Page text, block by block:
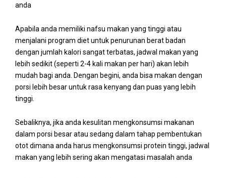
anda
Apabila anda memiliki nafsu makan yang tinggi atau
menjalani program diet untuk penurunan berat badan
dengan jumlah kalori sangat terbatas, jadwal makan yang
lebih sedikit (seperti 2-4 kali makan per hari) akan lebih
mudah bagi anda. Dengan begini, anda bisa makan dengan
porsi lebih besar untuk rasa kenyang dan puas yang lebih
tinggi.
Sebaliknya, jika anda kesulitan mengkonsumsi makanan
dalam porsi besar atau sedang dalam tahap pembentukan
otot dimana anda harus mengkonsumsi protein tinggi, jadwal
makan yang lebih sering akan mengatasi masalah anda